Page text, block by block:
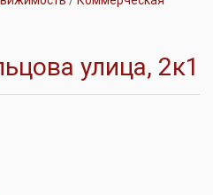
улица, 2к1